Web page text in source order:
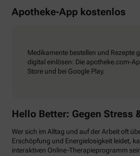
Apotheke-App kostenlos
Medikamente bestellen und Rezepte
digital einlösen: Die apotheke.com-
Store und bei Google Play.
Hello Better: Gegen Stress
Wer sich im Alltag und auf der Arbeit oft
Erschöpfung und Energielosigkeit leidet,
interaktiven Online-Therapieprogramm